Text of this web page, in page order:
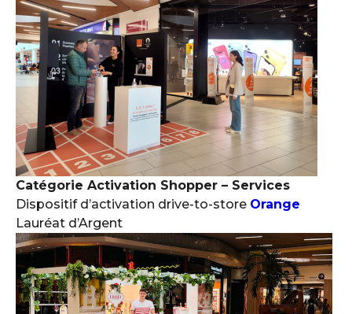
Catégorie Activation Shopper – Services
Dispositif d’activation drive-to-store Orange
Lauréat d’Argent